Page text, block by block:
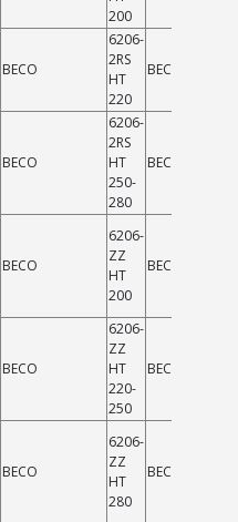
200
BECO
6206-
2RS
HT
220
BECO
BECO
6206-
2RS
HT
250-
280
BECO
BECO
6206-
ZZ
HT
200
BECO
BECO
6206-
ZZ
HT
220-
250
BECO
BECO
6206-
ZZ
HT
280
BECO